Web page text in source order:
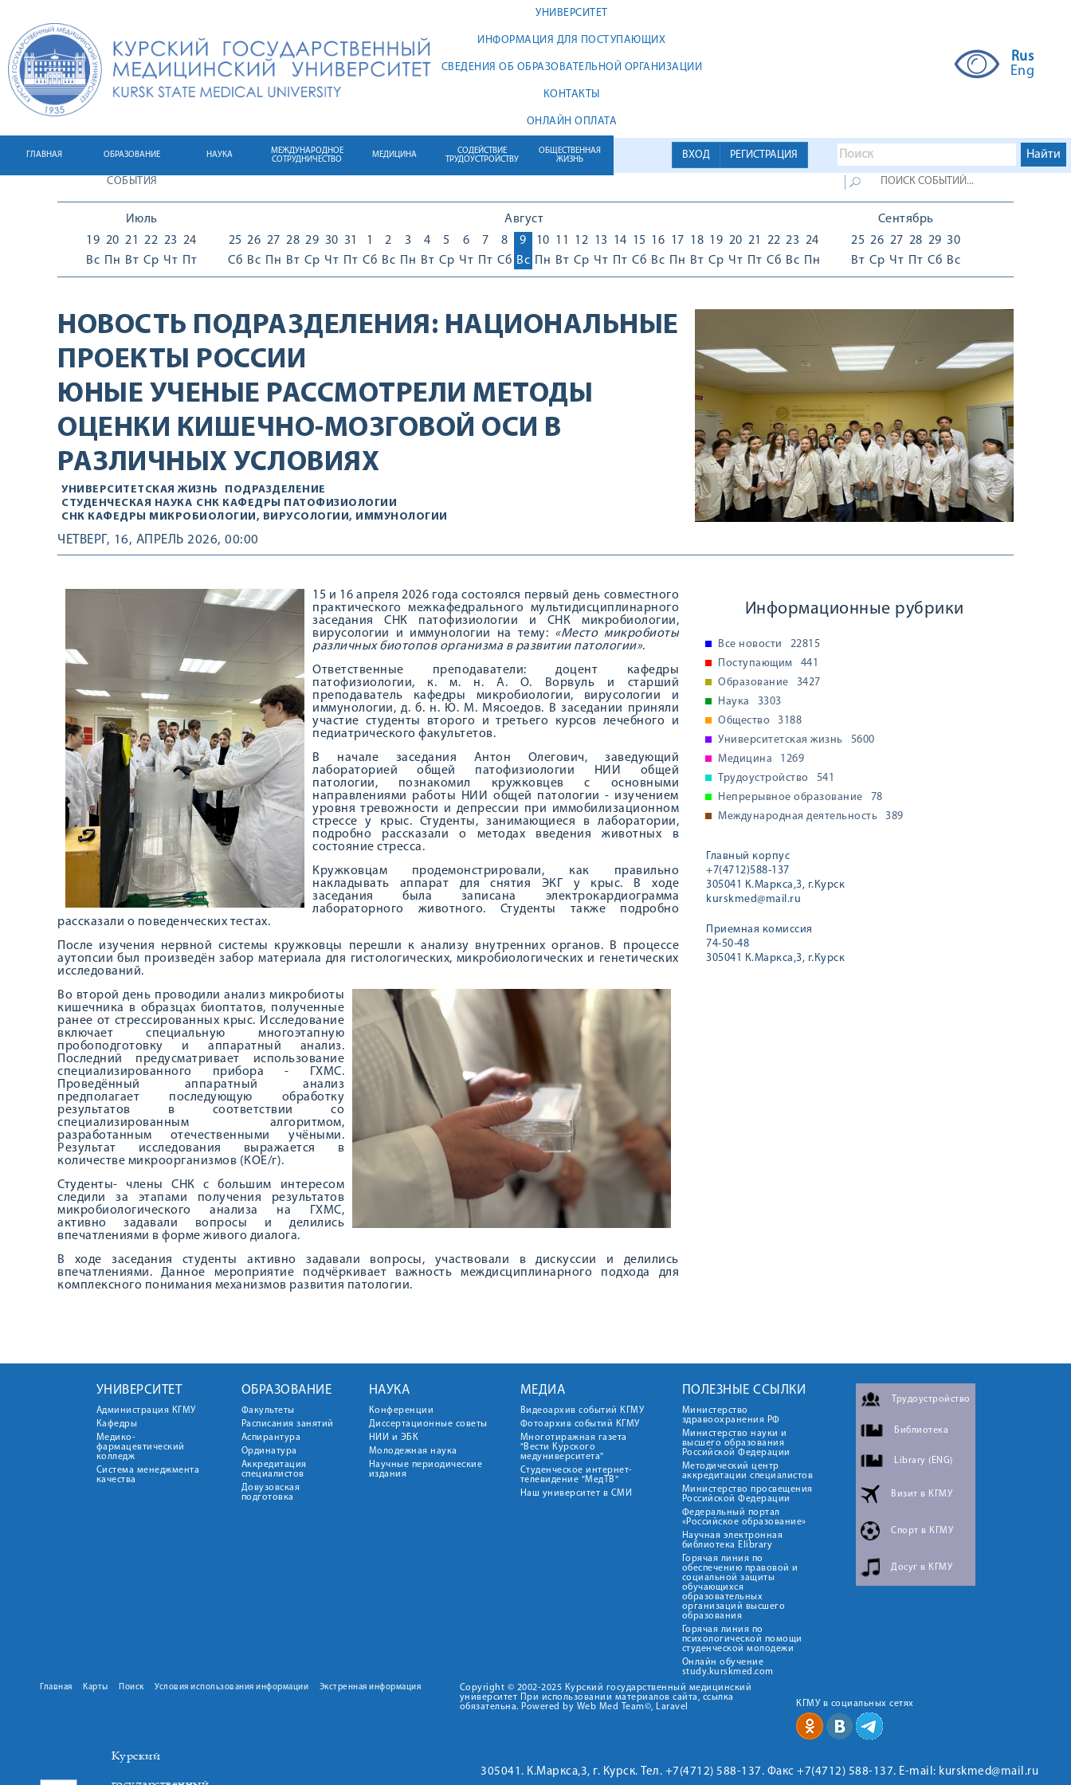
УНИВЕРСИТЕТ
ИНФОРМАЦИЯ ДЛЯ ПОСТУПАЮЩИХ
СВЕДЕНИЯ ОБ ОБРАЗОВАТЕЛЬНОЙ ОРГАНИЗАЦИИ
КОНТАКТЫ
ОНЛАЙН ОПЛАТА
Rus
Eng
ВХОД РЕГИСТРАЦИЯ
ГЛАВНАЯ ОБРАЗОВАНИЕ НАУКА
МЕЖДУНАРОДНОЕ
СОТРУДНИЧЕСТВО
МЕДИЦИНА
СОДЕЙСТВИЕ
ТРУДОУСТРОЙСТВУ
ОБЩЕСТВЕННАЯ
ЖИЗНЬ
СОБЫТИЯ
Июль
19
Вс
20
Пн
21
Вт
22
Ср
23
Чт
24
Пт
Август
25
Сб
26
Вс
27
Пн
28
Вт
29
Ср
30
Чт
31
Пт
1
Сб
2
Вс
3
Пн
4
Вт
5
Ср
6
Чт
7
Пт
8
Сб
9
Вс
10
Пн
11
Вт
12
Ср
13
Чт
14
Пт
15
Сб
16
Вс
17
Пн
18
Вт
19
Ср
20
Чт
21
Пт
22
Сб
23
Вс
24
Пн
Сентябрь
25
Вт
26
Ср
27
Чт
28
Пт
29
Сб
30
Вс
НОВОСТЬ ПОДРАЗДЕЛЕНИЯ: НАЦИОНАЛЬНЫЕ
ПРОЕКТЫ РОССИИ
ЮНЫЕ УЧЕНЫЕ РАССМОТРЕЛИ МЕТОДЫ
ОЦЕНКИ КИШЕЧНО-МОЗГОВОЙ ОСИ В
РАЗЛИЧНЫХ УСЛОВИЯХ
УНИВЕРСИТЕТСКАЯ ЖИЗНЬ
ПОДРАЗДЕЛЕНИЕ
СТУДЕНЧЕСКАЯ НАУКА СНК КАФЕДРЫ ПАТОФИЗИОЛОГИИ
СНК КАФЕДРЫ МИКРОБИОЛОГИИ, ВИРУСОЛОГИИ, ИММУНОЛОГИИ
ЧЕТВЕРГ, 16, АПРЕЛЬ 2026, 00:00
15 и 16 апреля 2026 года состоялся первый день совместного
практического межкафедрального мультидисциплинарного
заседания СНК патофизиологии и СНК микробиологии,
вирусологии и иммунологии на тему: «Место микробиоты
различных биотопов организма в развитии патологии».
Ответственные преподаватели: доцент кафедры
патофизиологии, к. м. н. А. О. Ворвуль и старший
преподаватель кафедры микробиологии, вирусологии и
иммунологии, д. б. н. Ю. М. Мясоедов. В заседании приняли
участие студенты второго и третьего курсов лечебного и
педиатрического факультетов.
В начале заседания Антон Олегович, заведующий
лабораторией общей патофизиологии НИИ общей
патологии, познакомил кружковцев с основными
направлениями работы НИИ общей патологии - изучением
уровня тревожности и депрессии при иммобилизационном
стрессе у крыс. Студенты, занимающиеся в лаборатории,
подробно рассказали о методах введения животных в
состояние стресса.
Кружковцам продемонстрировали, как правильно
накладывать аппарат для снятия ЭКГ у крыс. В ходе
заседания была записана электрокардиограмма
лабораторного животного. Студенты также подробно
рассказали о поведенческих тестах.
После изучения нервной системы кружковцы перешли к анализу внутренних органов. В процессе
аутопсии был произведён забор материала для гистологических, микробиологических и генетических
исследований.
Во второй день проводили анализ микробиоты
кишечника в образцах биоптатов, полученные
ранее от стрессированных крыс. Исследование
включает специальную многоэтапную
пробоподготовку и аппаратный анализ.
Последний предусматривает использование
специализированного прибора - ГХМС.
Проведённый аппаратный анализ
предполагает последующую обработку
результатов в соответствии со
специализированным алгоритмом,
разработанным отечественными учёными.
Результат исследования выражается в
количестве микроорганизмов (КОЕ/г).
Студенты- члены СНК с большим интересом
следили за этапами получения результатов
микробиологического анализа на ГХМС,
активно задавали вопросы и делились
впечатлениями в форме живого диалога.
В ходе заседания студенты активно задавали вопросы, участвовали в дискуссии и делились
впечатлениями. Данное мероприятие подчёркивает важность междисциплинарного подхода для
комплексного понимания механизмов развития патологии.
Информационные рубрики
Все новости
22815
Поступающим
441
Образование
3427
Наука
3303
Общество
3188
Университетская жизнь
5600
Медицина
1269
Трудоустройство
541
Непрерывное образование
78
Международная деятельность
389
Главный корпус
+7(4712)588-137
305041 К.Маркса,3, г.Курск
kurskmed@mail.ru
Приемная комиссия
74-50-48
305041 К.Маркса,3, г.Курск
УНИВЕРСИТЕТ
Администрация КГМУ
Кафедры
Медико-
фармацевтический
колледж
Система менеджмента
качества
ОБРАЗОВАНИЕ
Факультеты
Расписания занятий
Аспирантура
Ординатура
Аккредитация
специалистов
Довузовская
подготовка
НАУКА
Конференции
Диссертационные советы
НИИ и ЭБК
Молодежная наука
Научные периодические
издания
МЕДИА
Видеоархив событий КГМУ
Фотоархив событий КГМУ
Многотиражная газета
"Вести Курского
медуниверситета"
Студенческое интернет-
телевидение "МедТВ"
Наш университет в СМИ
ПОЛЕЗНЫЕ ССЫЛКИ
Министерство
здравоохранения РФ
Министерство науки и
высшего образования
Российской Федерации
Методический центр
аккредитации специалистов
Министерство просвещения
Российской Федерации
Федеральный портал
«Российское образование»
Научная электронная
библиотека Elibrary
Горячая линия по
обеспечению правовой и
социальной защиты
обучающихся
образовательных
организаций высшего
образования
Горячая линия по
психологической помощи
студенческой молодежи
Онлайн обучение
study.kurskmed.com
Трудоустройство
Библиотека
Library (ENG)
Визит в КГМУ
Спорт в КГМУ
Досуг в КГМУ
Главная Карты Поиск Условия использования информации Экстренная информация
Copyright © 2002-2025 Курский государственный медицинский
университет При использовании материалов сайта, ссылка
обязательна. Powered by Web Med Team©, Laravel
КГМУ в социальных сетях
Курский
305041. К.Маркса,3, г. Курск. Тел. +7(4712) 588-137. Факс +7(4712) 588-137. E-mail: kurskmed@mail.ru